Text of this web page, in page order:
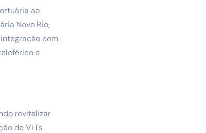
ao
Novo Rio,
integração com
e
revitalizar
de VLTs